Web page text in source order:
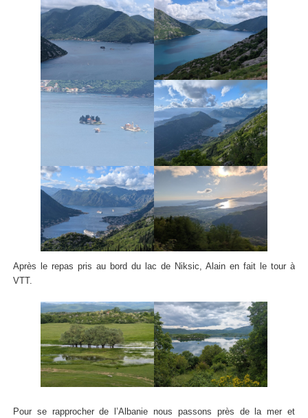
Après le repas pris au bord du lac de Niksic, Alain en fait le tour à
VTT.
Pour se rapprocher de l’Albanie nous passons près de la mer et